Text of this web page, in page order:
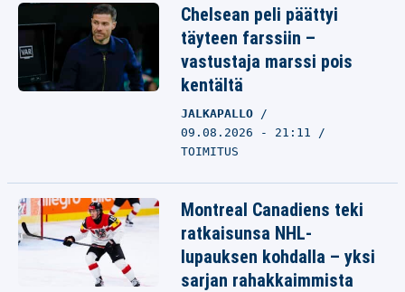
Chelsean peli päättyi
täyteen farssiin –
vastustaja marssi pois
kentältä
JALKAPALLO
09.08.2026 - 21:11
TOIMITUS
Montreal Canadiens teki
ratkaisunsa NHL-
lupauksen kohdalla – yksi
sarjan rahakkaimmista